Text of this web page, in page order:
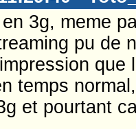
3g, meme
pu de
temps
et pourtant